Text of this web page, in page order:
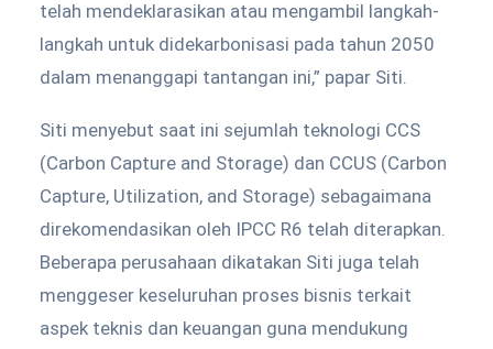
telah mendeklarasikan atau mengambil langkah-
langkah untuk didekarbonisasi pada tahun 2050
dalam menanggapi tantangan ini,” papar Siti.
Siti menyebut saat ini sejumlah teknologi CCS
(Carbon Capture and Storage) dan CCUS (Carbon
Capture, Utilization, and Storage) sebagaimana
direkomendasikan oleh IPCC R6 telah diterapkan.
Beberapa perusahaan dikatakan Siti juga telah
menggeser keseluruhan proses bisnis terkait
aspek teknis dan keuangan guna mendukung